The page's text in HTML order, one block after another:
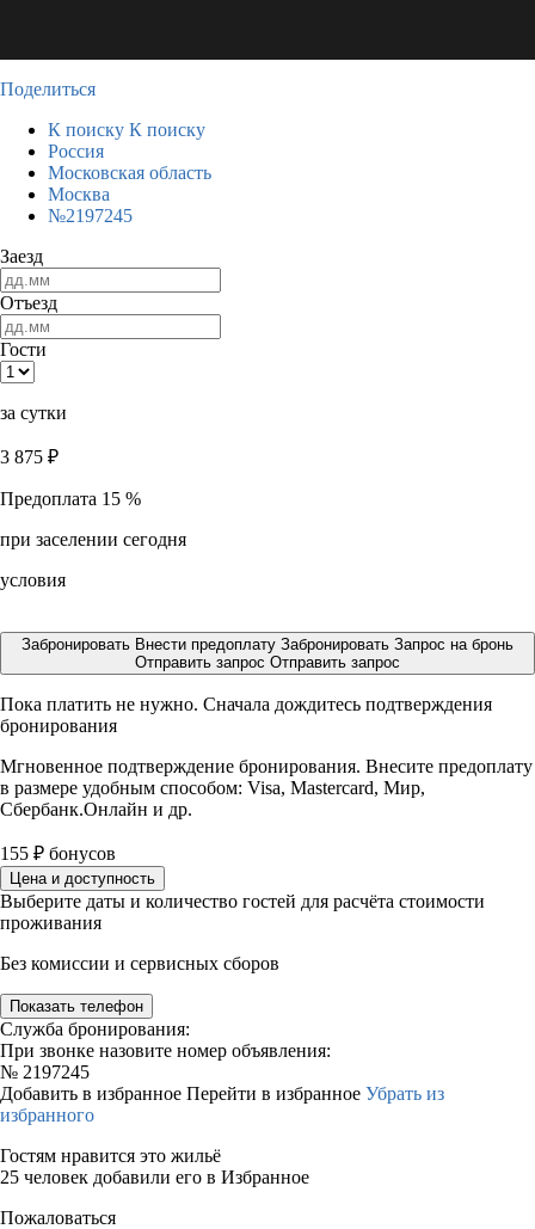
Поделиться
К поиску К поиску
Россия
Московская область
Москва
№2197245
Заезд
Отъезд
Гости
за сутки
3 875 ₽
Предоплата 15 %
при заселении сегодня
условия
Забронировать Внести предоплату Забронировать Запрос на бронь
Отправить запрос Отправить запрос
Пока платить не нужно. Сначала дождитесь подтверждения
бронирования
Мгновенное подтверждение бронирования. Внесите предоплату
в размере удобным способом: Visa, Mastercard, Мир,
Сбербанк.Онлайн и др.
155 ₽ бонусов
Цена и доступность
Выберите даты и количество гостей для расчёта стоимости
проживания
Без комиссии и сервисных сборов
Показать телефон
Служба бронирования:
При звонке назовите номер объявления:
№ 2197245
Добавить в избранное Перейти в избранное Убрать из
избранного
Гостям нравится это жильё
25 человек добавили его в Избранное
Пожаловаться